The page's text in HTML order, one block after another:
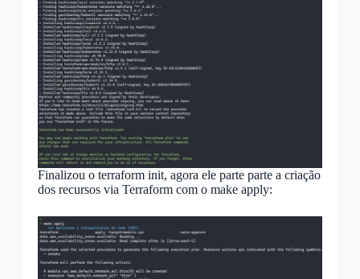
Finalizou o terraform init, agora ele parte parte a criação
dos recursos via Terraform com o make apply: